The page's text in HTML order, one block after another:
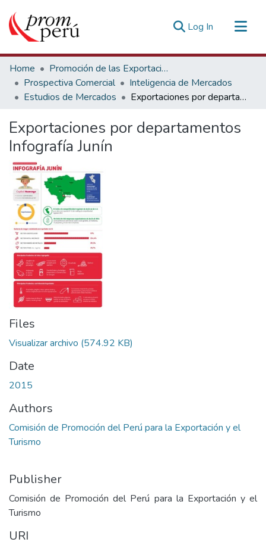
Log In (current)
Communities & Collections
All of DSpace
Statistics
Home
Promoción de las Exportaciones
Prospectiva Comercial
Inteligencia de Mercados
Estudios de Mercados
Exportaciones por departamentos Infografía Junín
Exportaciones por departamentos
Infografía Junín
Files
Visualizar archivo (574.92 KB)
Date
2015
Authors
Comisión de Promoción del Perú para la Exportación y el
Turismo
Publisher
Comisión de Promoción del Perú para la Exportación y el
Turismo
URI